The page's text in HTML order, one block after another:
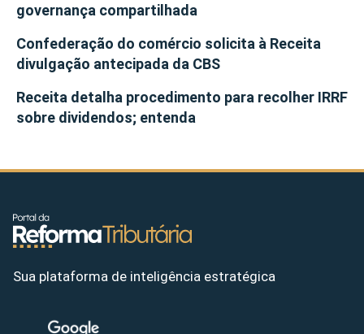
governança compartilhada
Confederação do comércio solicita à Receita
divulgação antecipada da CBS
Receita detalha procedimento para recolher IRRF
sobre dividendos; entenda
Sua plataforma de inteligência estratégica